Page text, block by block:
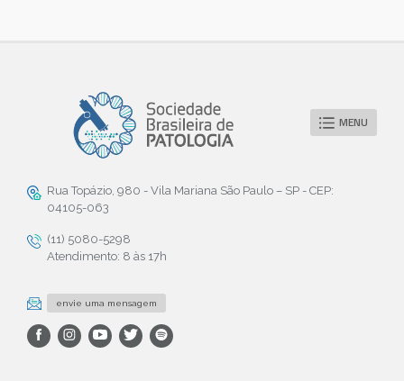
MENU
Rua Topázio, 980 - Vila Mariana São Paulo – SP - CEP:
04105-063
(11) 5080-5298
Atendimento: 8 às 17h
envie uma mensagem